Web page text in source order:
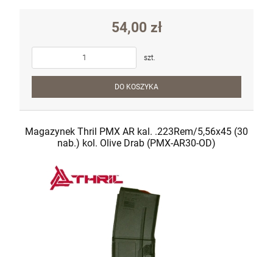
54,00 zł
szt.
DO KOSZYKA
Magazynek Thril PMX AR kal. .223Rem/5,56x45 (30
nab.) kol. Olive Drab (PMX-AR30-OD)